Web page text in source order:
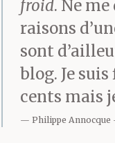
d’un
—
pour le
froid. Ne
raisons
sont
blog. Je suis
cents mais
Philippe Annocque